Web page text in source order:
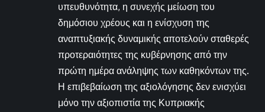
υπευθυνότητα, η συνεχής μείωση του
δημόσιου χρέους και η ενίσχυση της
αναπτυξιακής δυναμικής αποτελούν σταθερές
προτεραιότητες της κυβέρνησης από την
πρώτη ημέρα ανάληψης των καθηκόντων της.
Η επιβεβαίωση της αξιολόγησης δεν ενισχύει
μόνο την αξιοπιστία της Κυπριακής